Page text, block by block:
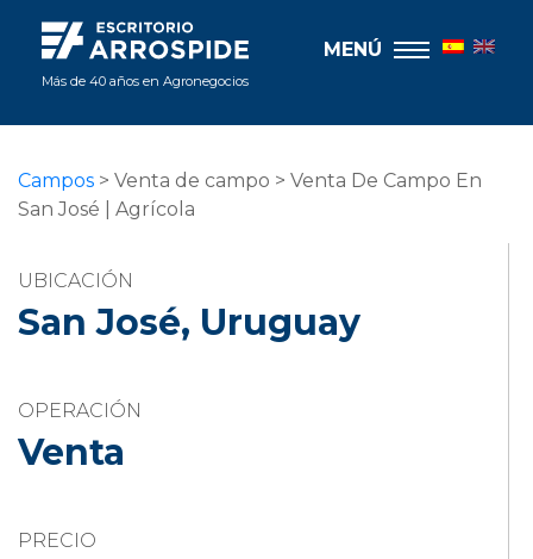
Más de 40 años en Agronegocios
MENÚ
Campos > Venta de campo > Venta De Campo En
San José | Agrícola
UBICACIÓN
San José, Uruguay
OPERACIÓN
Venta
PRECIO